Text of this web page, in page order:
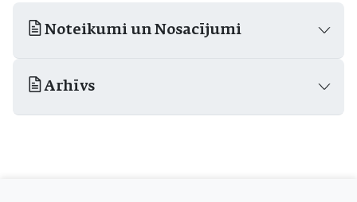
Noteikumi un Nosacījumi
Arhīvs